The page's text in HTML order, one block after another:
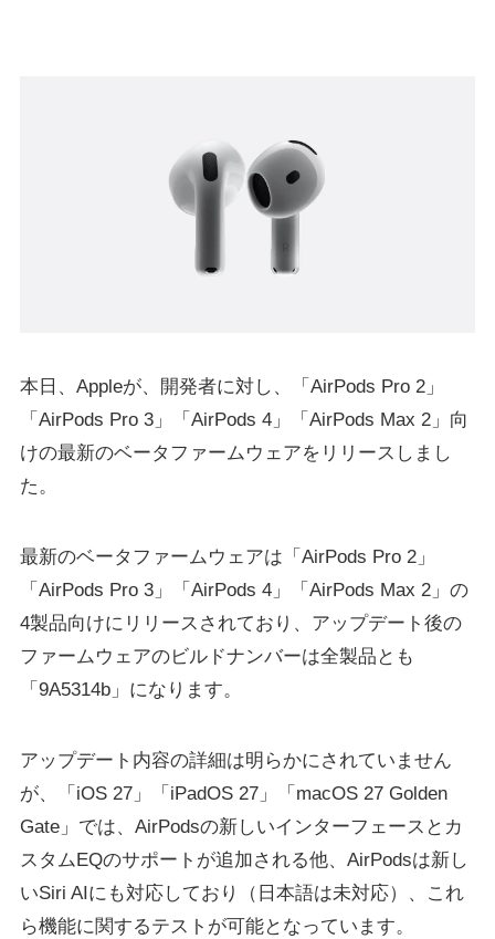
本日、Appleが、開発者に対し、「AirPods Pro 2」
「AirPods Pro 3」「AirPods 4」「AirPods Max 2」向
けの最新のベータファームウェアをリリースしまし
た。
最新のベータファームウェアは「AirPods Pro 2」
「AirPods Pro 3」「AirPods 4」「AirPods Max 2」の
4製品向けにリリースされており、アップデート後の
ファームウェアのビルドナンバーは全製品とも
「9A5314b」になります。
アップデート内容の詳細は明らかにされていません
が、「iOS 27」「iPadOS 27」「macOS 27 Golden
Gate」では、AirPodsの新しいインターフェースとカ
スタムEQのサポートが追加される他、AirPodsは新し
いSiri AIにも対応しており（日本語は未対応）、これ
ら機能に関するテストが可能となっています。